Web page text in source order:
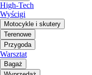
High-Tech
Wyścigi
Motocykle i skutery
Terenowe
Przygoda
Warsztat
Bagaż